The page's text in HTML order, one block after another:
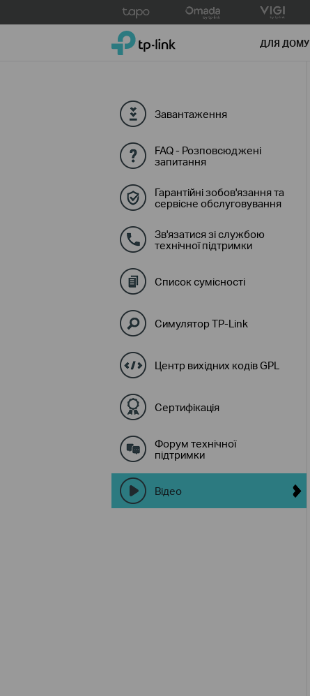
to
TP-Link, Reliably Smart ДЛЯ ДОМУ
Завантаження
FAQ - Розповсюджені
запитання
Гарантійні зобов'язання та
сервісне обслуговування
Зв'язатися зі службою
технічної підтримки
Список сумісності
Симулятор TP-Link
Центр вихідних кодів GPL
Сертифікація
Форум технічної
підтримки
Відео